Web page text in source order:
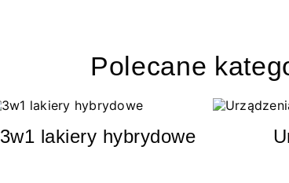
Polecane
3w1 lakiery hybrydowe